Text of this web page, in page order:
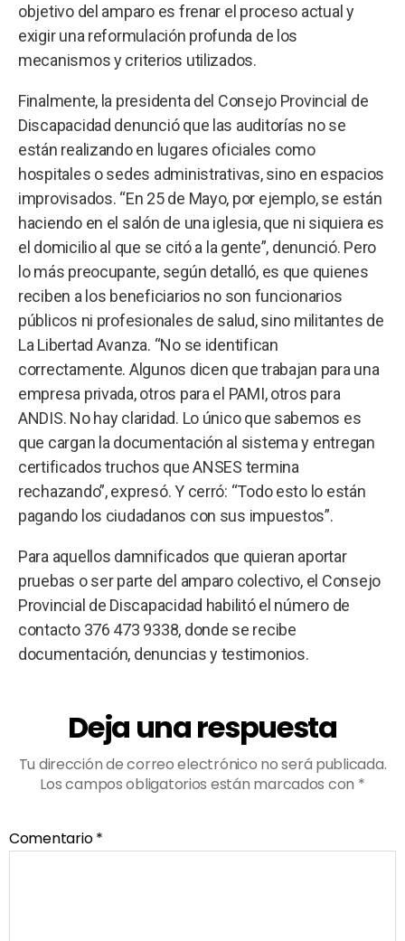
objetivo del amparo es frenar el proceso actual y
exigir una reformulación profunda de los
mecanismos y criterios utilizados.
Finalmente, la presidenta del Consejo Provincial de
Discapacidad denunció que las auditorías no se
están realizando en lugares oficiales como
hospitales o sedes administrativas, sino en espacios
improvisados. “En 25 de Mayo, por ejemplo, se están
haciendo en el salón de una iglesia, que ni siquiera es
el domicilio al que se citó a la gente”, denunció. Pero
lo más preocupante, según detalló, es que quienes
reciben a los beneficiarios no son funcionarios
públicos ni profesionales de salud, sino militantes de
La Libertad Avanza. “No se identifican
correctamente. Algunos dicen que trabajan para una
empresa privada, otros para el PAMI, otros para
ANDIS. No hay claridad. Lo único que sabemos es
que cargan la documentación al sistema y entregan
certificados truchos que ANSES termina
rechazando”, expresó. Y cerró: “Todo esto lo están
pagando los ciudadanos con sus impuestos”.
Para aquellos damnificados que quieran aportar
pruebas o ser parte del amparo colectivo, el Consejo
Provincial de Discapacidad habilitó el número de
contacto 376 473 9338, donde se recibe
documentación, denuncias y testimonios.
Deja una respuesta
Tu dirección de correo electrónico no será publicada.
Los campos obligatorios están marcados con *
Comentario*